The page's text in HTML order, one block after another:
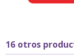
16 otros